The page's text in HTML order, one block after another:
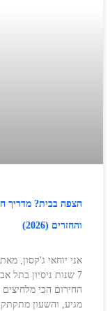
והחזרים (2026)
אני יוחאי ג'קסון,
7 שנות ניסיון בתל
החירום הכי
מגיע, והשעון